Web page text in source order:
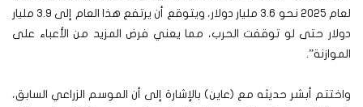
لعام 2025 نحو 3.6 مليار دولار، ويتوقع أن يرتفع هذا العام إلى 3.9 مليار
دولار حتى لو توقفت الحرب، مما يعني فرض المزيد من الأعباء على
الموازنة”.
واختتم أبشر حديثه مع (عاين) بالإشارة إلى أن الموسم الزراعي السابق،